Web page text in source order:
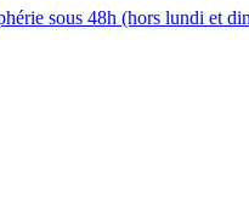
sous 48h (hors lundi et